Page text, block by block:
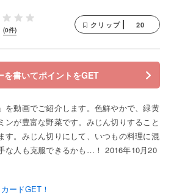
(0件)
クリップ 20
を書いてポイントをGET
を動画でご紹介します。色鮮やかで、緑黄
ンが豊富な野菜です。みじん切りすること
す。みじん切りにして、いつもの料理に混
な人も克服できるかも…！ 2016年10月20
ードGET！